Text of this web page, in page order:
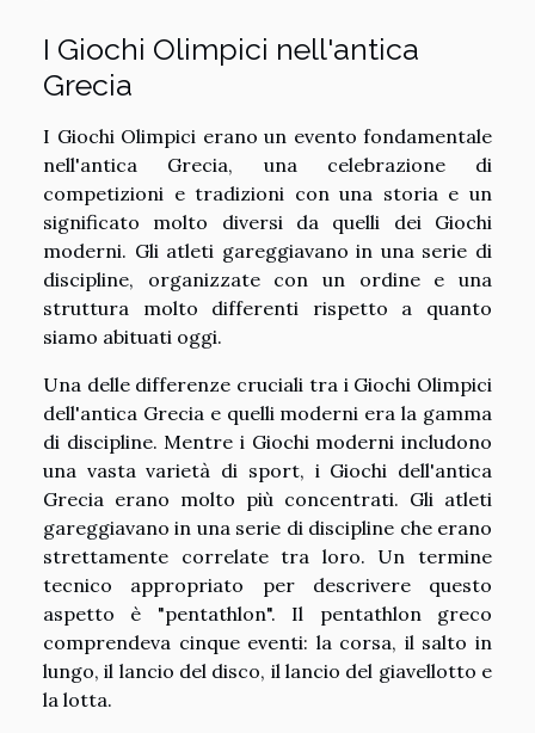
I Giochi Olimpici nell'antica
Grecia
I Giochi Olimpici erano un evento fondamentale
nell'antica Grecia, una celebrazione di
competizioni e tradizioni con una storia e un
significato molto diversi da quelli dei Giochi
moderni. Gli atleti gareggiavano in una serie di
discipline, organizzate con un ordine e una
struttura molto differenti rispetto a quanto
siamo abituati oggi.
Una delle differenze cruciali tra i Giochi Olimpici
dell'antica Grecia e quelli moderni era la gamma
di discipline. Mentre i Giochi moderni includono
una vasta varietà di sport, i Giochi dell'antica
Grecia erano molto più concentrati. Gli atleti
gareggiavano in una serie di discipline che erano
strettamente correlate tra loro. Un termine
tecnico appropriato per descrivere questo
aspetto è "pentathlon". Il pentathlon greco
comprendeva cinque eventi: la corsa, il salto in
lungo, il lancio del disco, il lancio del giavellotto e
la lotta.